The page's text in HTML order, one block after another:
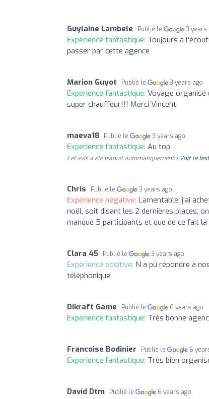
Guylaine Lambele Publié le 3 years
Expérience fantastique: Toujours à
passer par cette agence
Marion Guyot Publié le 3 years ago
Expérience fantastique: Voyage organisé
super chauffeur!!! Merci Vincent
maeva18 Publié le 3 years ago
Expérience fantastique: Au top
Cet avis a été traduit automatiquement. | Voir le
Chris Publié le 3 years ago
Expérience négative: Lamentable, j'ai
noël, soit disant les 2 dernières places,
manque 5 participants et que de ce fait
Clara 45 Publié le 3 years ago
Expérience positive: N a pû répondre à
téléphonique
Dikraft Game Publié le 6 years ago
Expérience fantastique: Très bonne
Francoise Bodinier Publié le 6
Expérience fantastique: Très bien
David Dtm Publié le 6 years ago